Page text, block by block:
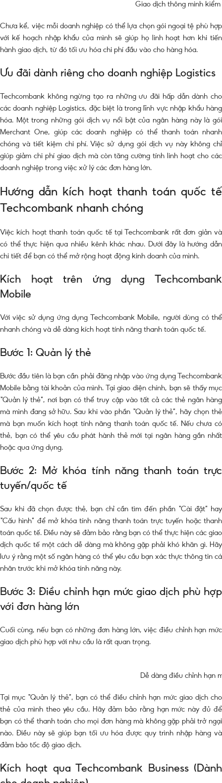
Giao dịch thông minh
Chưa kể, việc mỗi doanh nghiệp có thể lựa chọn gói ngoại tệ phù hợp
với kế hoạch nhập khẩu của mình sẽ giúp họ linh hoạt hơn khi tiến
hành giao dịch, từ đó tối ưu hóa chi phí đầu vào cho hàng hóa.
Ưu đãi dành riêng cho doanh nghiệp Logistics
Techcombank không ngừng tạo ra những ưu đãi hấp dẫn dành cho
các doanh nghiệp Logistics, đặc biệt là trong lĩnh vực nhập khẩu hàng
hóa. Một trong những gói dịch vụ nổi bật của ngân hàng này là gói
Merchant One, giúp các doanh nghiệp có thể thanh toán nhanh
chóng và tiết kiệm chi phí. Việc sử dụng gói dịch vụ này không chỉ
giúp giảm chi phí giao dịch mà còn tăng cường tính linh hoạt cho các
doanh nghiệp trong việc xử lý các đơn hàng lớn.
Hướng dẫn kích hoạt thanh toán quốc tế
Techcombank nhanh chóng
Việc kích hoạt thanh toán quốc tế tại Techcombank rất đơn giản và
có thể thực hiện qua nhiều kênh khác nhau. Dưới đây là hướng dẫn
chi tiết để bạn có thể mở rộng hoạt động kinh doanh của mình.
Kích hoạt trên ứng dụng Techcombank
Mobile
Với việc sử dụng ứng dụng Techcombank Mobile, người dùng có thể
nhanh chóng và dễ dàng kích hoạt tính năng thanh toán quốc tế.
Bước 1: Quản lý thẻ
Bước đầu tiên là bạn cần phải đăng nhập vào ứng dụng Techcombank
Mobile bằng tài khoản của mình. Tại giao diện chính, bạn sẽ thấy mục
“Quản lý thẻ”, nơi bạn có thể truy cập vào tất cả các thẻ ngân hàng
mà mình đang sở hữu. Sau khi vào phần “Quản lý thẻ”, hãy chọn thẻ
mà bạn muốn kích hoạt tính năng thanh toán quốc tế. Nếu chưa có
thẻ, bạn có thể yêu cầu phát hành thẻ mới tại ngân hàng gần nhất
hoặc qua ứng dụng.
Bước 2: Mở khóa tính năng thanh toán trực
tuyến/quốc tế
Sau khi đã chọn được thẻ, bạn chỉ cần tìm đến phần “Cài đặt” hay
“Cấu hình” để mở khóa tính năng thanh toán trực tuyến hoặc thanh
toán quốc tế. Điều này sẽ đảm bảo rằng bạn có thể thực hiện các giao
dịch quốc tế một cách dễ dàng mà không gặp phải khó khăn gì. Hãy
lưu ý rằng một số ngân hàng có thể yêu cầu bạn xác thực thông tin cá
nhân trước khi mở khóa tính năng này.
Bước 3: Điều chỉnh hạn mức giao dịch phù hợp
với đơn hàng lớn
Cuối cùng, nếu bạn có những đơn hàng lớn, việc điều chỉnh hạn mức
giao dịch phù hợp với nhu cầu là rất quan trọng.
Dễ dàng điều chỉnh hạn
Tại mục “Quản lý thẻ”, bạn có thể điều chỉnh hạn mức giao dịch cho
thẻ của mình theo yêu cầu. Hãy đảm bảo rằng hạn mức này đủ để
bạn có thể thanh toán cho mọi đơn hàng mà không gặp phải trở ngại
nào. Điều này sẽ giúp bạn tối ưu hóa được quy trình nhập hàng và
đảm bảo tốc độ giao dịch.
Kích hoạt qua Techcombank Business (Dành